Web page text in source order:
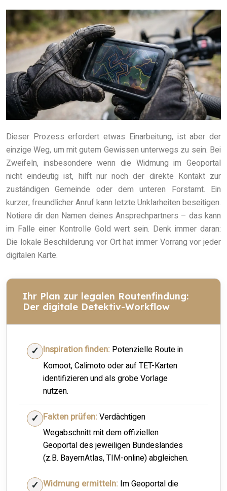
Dieser Prozess erfordert etwas Einarbeitung, ist aber der
einzige Weg, um mit gutem Gewissen unterwegs zu sein. Bei
Zweifeln, insbesondere wenn die Widmung im Geoportal
nicht eindeutig ist, hilft nur noch der direkte Kontakt zur
zuständigen Gemeinde oder dem unteren Forstamt. Ein
kurzer, freundlicher Anruf kann letzte Unklarheiten beseitigen.
Notiere dir den Namen deines Ansprechpartners – das kann
im Falle einer Kontrolle Gold wert sein. Denk immer daran:
Die lokale Beschilderung vor Ort hat immer Vorrang vor jeder
digitalen Karte.
Ihr Plan zur legalen Routenfindung:
Der digitale Detektiv-Workflow
Inspiration finden: Potenzielle Route in
Komoot, Calimoto oder auf TET-Karten
identifizieren und als grobe Vorlage
nutzen.
Fakten prüfen: Verdächtigen
Wegabschnitt mit dem offiziellen
Geoportal des jeweiligen Bundeslandes
(z.B. BayernAtlas, TIM-online) abgleichen.
Widmung ermitteln: Im Geoportal die